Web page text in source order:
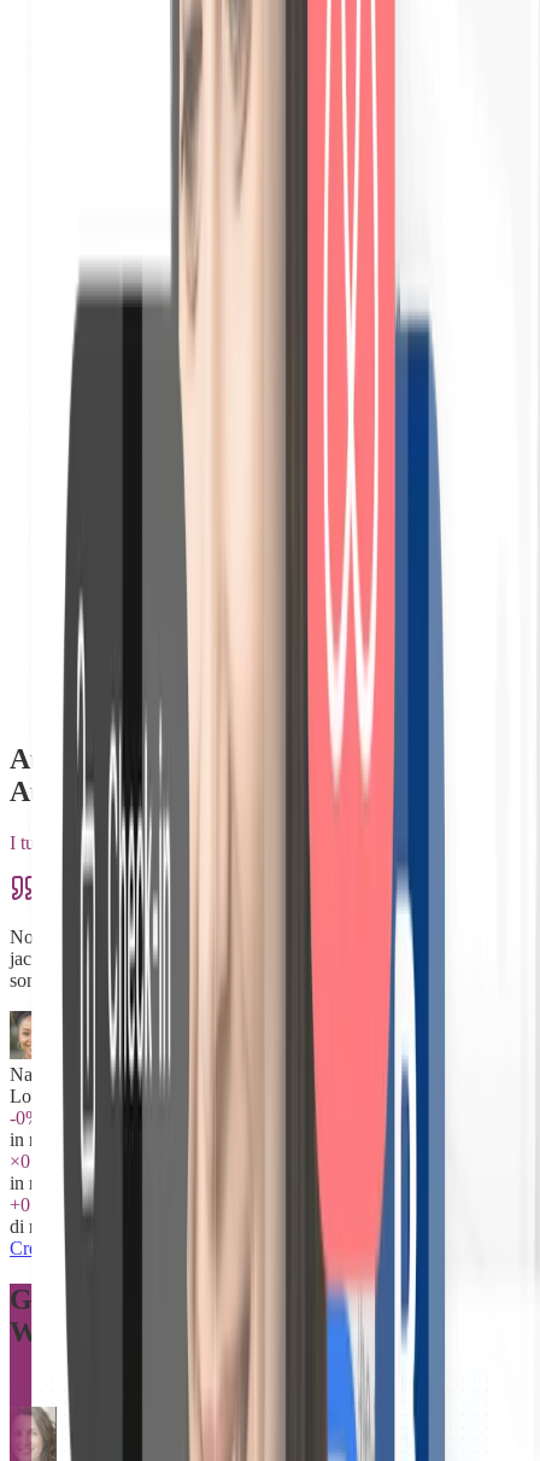
Pagamento tramite bonifico o in contanti
Aumenta le tue recensioni Airbnb.
Aumenta i tuoi ricavi per soggiorno
I tuoi ospiti sono finalmente 100% autonomi.
Non rispondo più ai messaggi nel fine settimana. Tutto è nel libretto:
jacuzzi, sauna, regole, raccomandazioni ristoranti. Le mie recensioni
sono passate da 4.2 a 4.8.
Nathalie M.
Love Suites Costa Azzurra — 5 alloggi
-0%
in meno di messaggi degli ospiti
×0
in meno di dispute sulla cauzione
+0 €
di ricavi extra medi per soggiorno
Crea il mio libretto gratuitamente
Gestiscono love room. Adorano
WonderGuest.